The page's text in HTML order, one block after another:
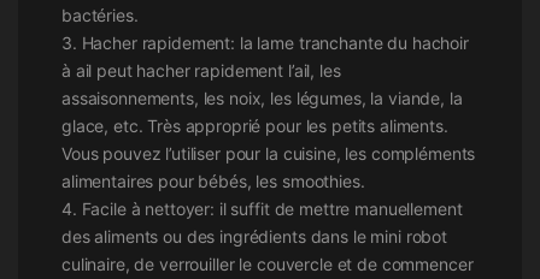
bactéries.
3. Hacher rapidement: la lame tranchante du hachoir
à ail peut hacher rapidement l’ail, les
assaisonnements, les noix, les légumes, la viande, la
glace, etc. Très approprié pour les petits aliments.
Vous pouvez l’utiliser pour la cuisine, les compléments
alimentaires pour bébés, les smoothies.
4. Facile à nettoyer: il suffit de mettre manuellement
des aliments ou des ingrédients dans le mini robot
culinaire, de verrouiller le couvercle et de commencer